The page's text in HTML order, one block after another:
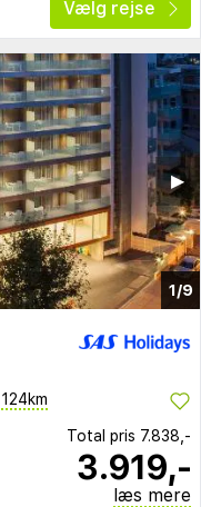
Vælg rejse
1/9
▶︎
124km
Total pris 7.838,-
3.919,-
læs mere